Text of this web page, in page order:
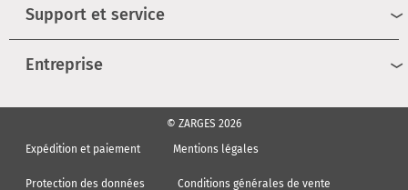
Support et service
Entreprise
© ZARGES 2026
Expédition et paiement
Mentions légales
Protection des données Conditions générales de vente